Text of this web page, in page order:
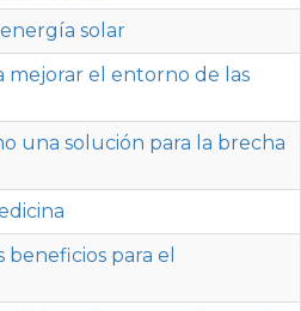
solar
mejorar el entorno de las
una solución para la brecha
para el